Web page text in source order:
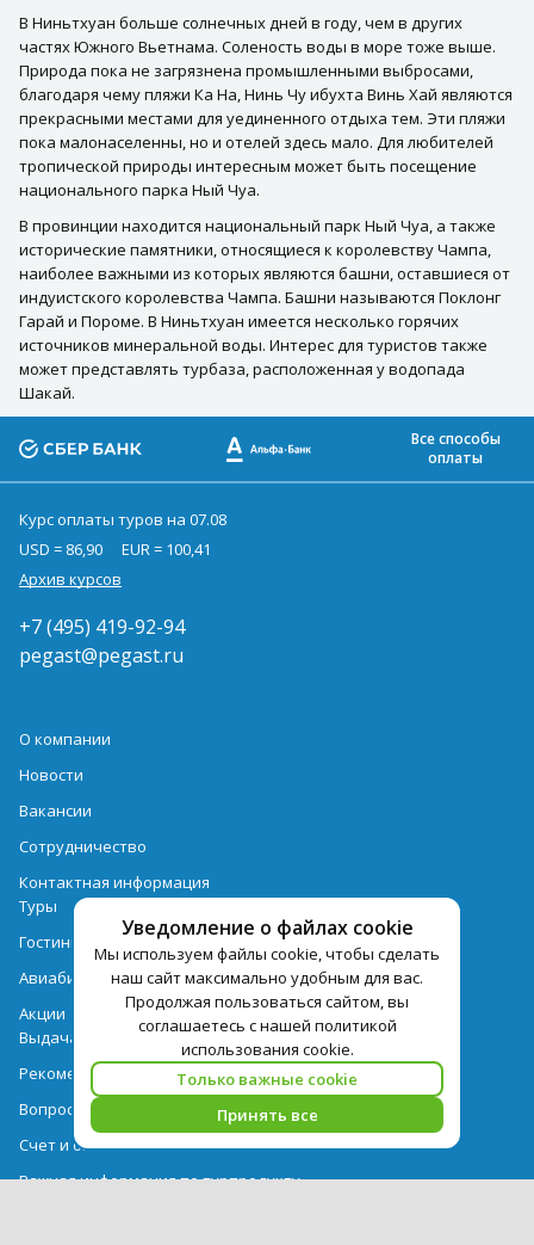
В Ниньтхуан больше солнечных дней в году, чем в других
частях Южного Вьетнама. Соленость воды в море тоже выше.
Природа пока не загрязнена промышленными выбросами,
благодаря чему пляжи Ка На, Нинь Чу ибухта Винь Хай являются
прекрасными местами для уединенного отдыха тем. Эти пляжи
пока малонаселенны, но и отелей здесь мало. Для любителей
тропической природы интересным может быть посещение
национального парка Ный Чуа.
В провинции находится национальный парк Ный Чуа, а также
исторические памятники, относящиеся к королевству Чампа,
наиболее важными из которых являются башни, оставшиеся от
индуистского королевства Чампа. Башни называются Поклонг
Гарай и Пороме. В Ниньтхуан имеется несколько горячих
источников минеральной воды. Интерес для туристов также
может представлять турбаза, расположенная у водопада
Шакай.
Уведомление о файлах cookie
Мы используем файлы cookie, чтобы сделать
наш сайт максимально удобным для вас.
Продолжая пользоваться сайтом, вы
соглашаетесь с нашей политикой
использования cookie.
Только важные cookie
Принять все
Все способы
оплаты
Курс оплаты туров на 07.08
USD = 86,90
EUR = 100,41
Архив курсов
+7 (495) 419-92-94
pegast@pegast.ru
О компании
Новости
Вакансии
Сотрудничество
Контактная информация
Туры
Гостиницы
Авиабилеты
Акции
Выдача документов
Рекомендации
Вопрос-ответ
Счет и оплата
Важная информация по турпродукту